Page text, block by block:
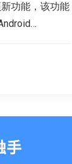
功能，该功能